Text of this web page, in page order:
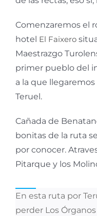
Comenzaremos el
hotel El Faixero
Maestrazgo
primer pueblo del
a la que
Teruel.
Cañada de
bonitas de la ruta
por conocer.
Pitarque y los
En esta ruta por
perder Los